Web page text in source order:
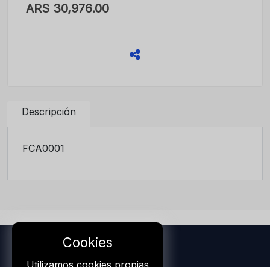
Cookies
Utilizamos cookies propias
ARS 30,976.00
Descripción
FCA0001
Home